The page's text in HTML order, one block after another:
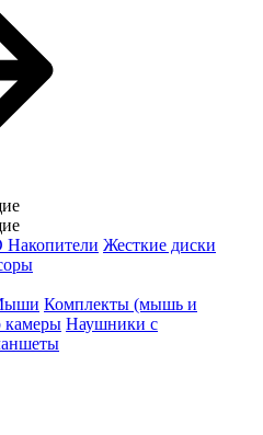
Накопители Жесткие диски
Комплекты (мышь и
камеры Наушники с